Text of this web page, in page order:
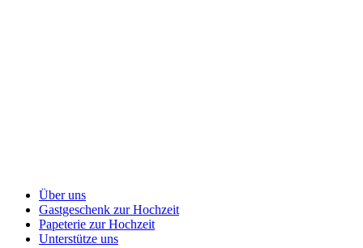
Über uns
Gastgeschenk zur Hochzeit
Papeterie zur Hochzeit
Unterstütze uns